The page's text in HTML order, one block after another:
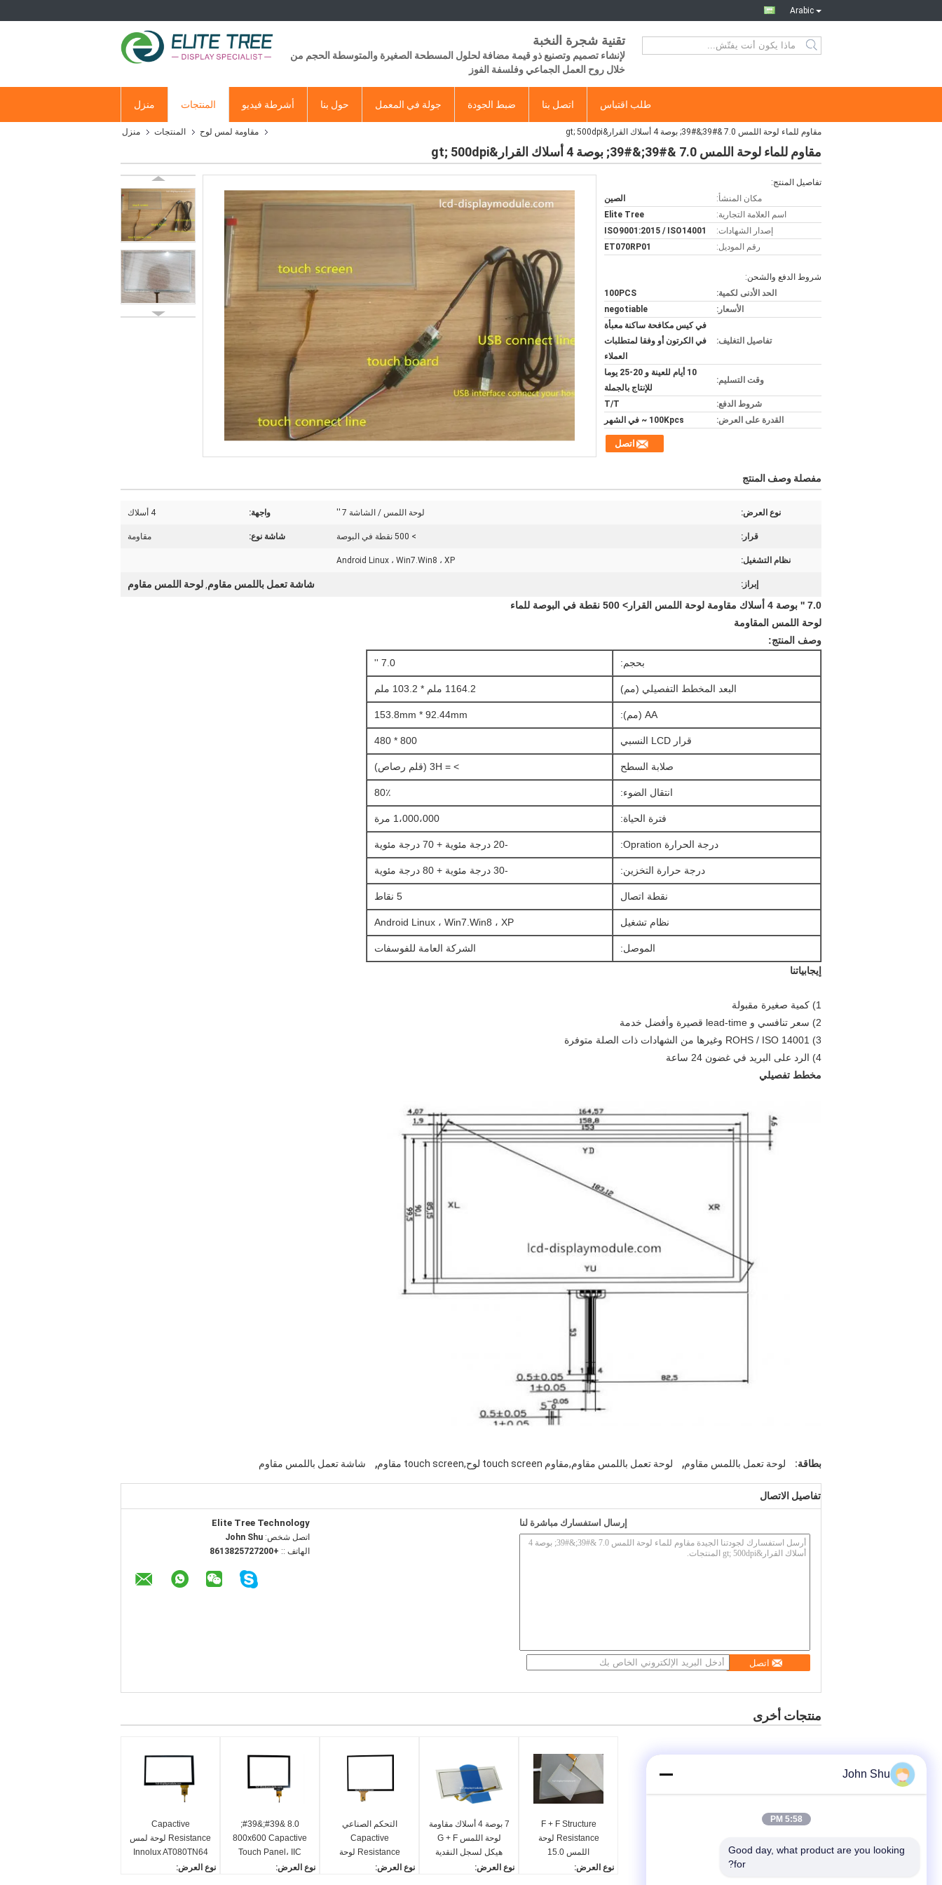
Arabic
تقنية شجرة النخبة
لإنشاء تصميم وتصنيع ذو قيمة مضافة لحلول المسطحة الصغيرة والمتوسطة الحجم من
خلال روح العمل الجماعي وفلسفة الفوز
منزل المنتجات أشرطة فيديو حول بنا جولة في المعمل ضبط الجودة اتصل بنا طلب اقتباس
منزل المنتجات مقاومة لمس لوح مقاوم للماء لوحة اللمس 7.0 &#39;&#39; بوصة 4 أسلاك القرار&gt; 500dpi
مقاوم للماء لوحة اللمس 7.0 &#39;&#39; بوصة 4 أسلاك القرار&gt; 500dpi
تفاصيل المنتج:
مكان المنشأ:
الصين
اسم العلامة التجارية:
Elite Tree
إصدار الشهادات:
ISO9001:2015 / ISO14001
رقم الموديل:
ET070RP01
شروط الدفع والشحن:
الحد الأدنى لكمية:
100PCS
الأسعار:
negotiable
تفاصيل التغليف:
في كيس مكافحة ساكنة معبأة
في الكرتون أو وفقا لمتطلبات
العملاء
وقت التسليم:
10 أيام للعينة و 20-25 يوما
للإنتاج بالجملة
شروط الدفع:
T/T
القدرة على العرض:
100Kpcs ~ في الشهر
اتصل
مفصلة وصف المنتج
نوع العرض: لوحة اللمس / الشاشة 7 '' واجهة: 4 أسلاك
قرار: > 500 نقطة في البوصة شاشة نوع: مقاومة
نظام التشغيل: Android Linux ، Win7.Win8 ، XP
إبراز: شاشة تعمل باللمس مقاوم, لوحة اللمس مقاوم
7.0 '' بوصة 4 أسلاك مقاومة لوحة اللمس القرار> 500 نقطة في البوصة للماء
لوحة اللمس المقاومة
وصف المنتج:
بحجم:
7.0 ''
البعد المخطط التفصيلي (مم) 1164.2 ملم * 103.2 ملم
AA (مم): 153.8mm * 92.44mm
قرار LCD النسبي 800 * 480
صلابة السطح > = 3H (قلم رصاص)
انتقال الضوء: 80٪
فترة الحياة: 1،000،000 مرة
درجة الحرارة Opration: -20 درجة مئوية + 70 درجة مئوية
درجة حرارة التخزين: -30 درجة مئوية + 80 درجة مئوية
نقطة اتصال 5 نقاط
نظام تشغيل Android Linux ، Win7.Win8 ، XP
الموصل:
الشركة العامة للفوسفات
إيجابياتنا
1) كمية صغيرة مقبولة
2) سعر تنافسي و lead-time قصيرة وأفضل خدمة
3) ROHS / ISO 14001 وغيرها من الشهادات ذات الصلة متوفرة
4) الرد على البريد في غضون 24 ساعة
مخطط تفصيلي
بطاقة: لوحة تعمل باللمس مقاوم, لوحة تعمل باللمس مقاوم,مقاوم touch screen لوح,touch screen مقاوم , شاشة تعمل باللمس مقاوم
تفاصيل الاتصال
Elite Tree Technology
اتصل شخص: John Shu
الهاتف :: +8613825727200
إرسال استفسارك مباشرة لنا
اتصل
منتجات أخرى
Capactive
Resistance لوحة لمس
Innolux AT080TN64
TFT 8 بوصة لنظامنوع العرض:
8.0 &#39;&#39;
800x600 Capactive
Touch Panel، IIC
Interface Android
نوع العرض:
التحكم الصناعي
Capactive
Resistance لوحة
اللمس 1024x768نوع العرض:
7 بوصة 4 أسلاك مقاومة
لوحة اللمس G + F
هيكل لسجل النقدية
POSنوع العرض:
F + F Structure
Resistance لوحة
اللمس 15.0
نوع العرض:
John Shu
5:58 PM
Good day, what product are you looking
for?